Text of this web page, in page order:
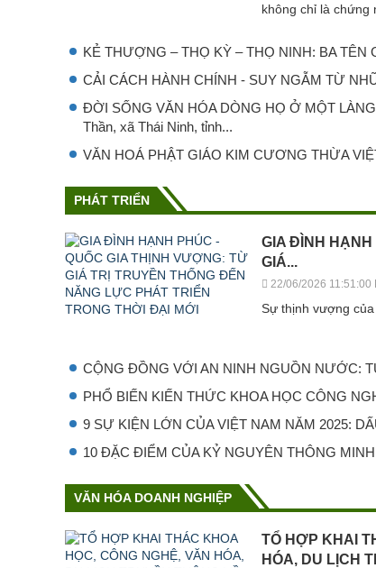
không chỉ là chứng
KẺ THƯỢNG – THỌ KỲ – THỌ NINH: BA TÊN
CẢI CÁCH HÀNH CHÍNH - SUY NGẪM TỪ
ĐỜI SỐNG VĂN HÓA DÒNG HỌ Ở MỘT
Thần, xã Thái Ninh, tỉnh...
VĂN HOÁ PHẬT GIÁO KIM CƯƠNG THỪA
PHÁT TRIỂN
GIA ĐÌNH HẠNH
GIÁ...
22/06/2026 11:51:00
Sự thịnh vượng của
CỘNG ĐỒNG VỚI AN NINH NGUỒN NƯỚC:
PHỔ BIẾN KIẾN THỨC KHOA HỌC CÔNG
9 SỰ KIỆN LỚN CỦA VIỆT NAM NĂM 2025:
10 ĐẶC ĐIỂM CỦA KỶ NGUYÊN THÔNG MINH
VĂN HÓA DOANH NGHIỆP
TỔ HỢP KHAI
HÓA, DU LỊCH